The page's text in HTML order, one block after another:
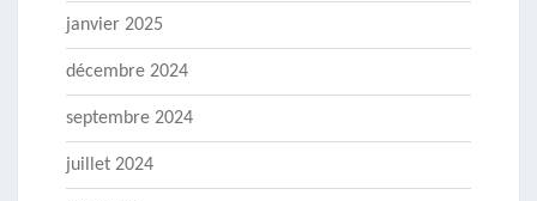
janvier 2025
décembre 2024
septembre 2024
juillet 2024